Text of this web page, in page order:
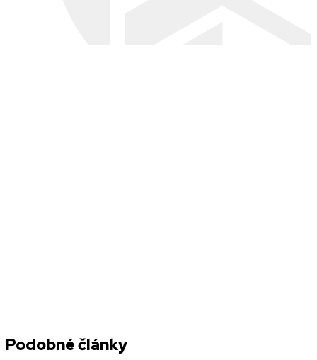
Podobné články